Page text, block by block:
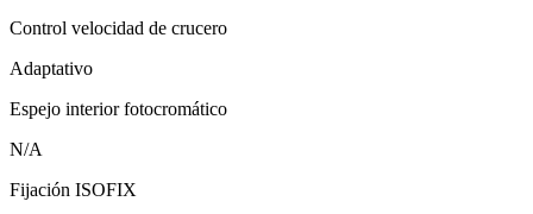
Control velocidad de crucero
Adaptativo
Espejo interior fotocromático
N/A
Fijación ISOFIX